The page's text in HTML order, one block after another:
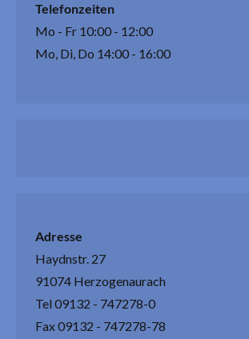
Telefonzeiten
Mo - Fr 10:00 - 12:00
Mo, Di, Do 14:00 - 16:00
Adresse
Haydnstr. 27
91074 Herzogenaurach
Tel 09132 - 747278-0
Fax 09132 - 747278-78